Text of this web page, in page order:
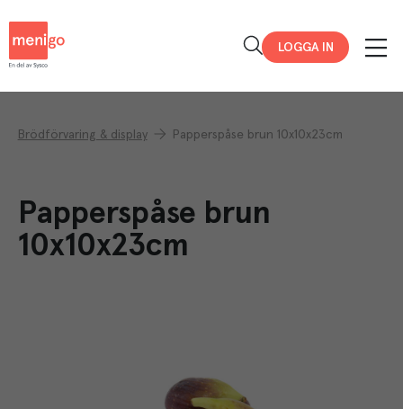
LOGGA IN
Brödförvaring & display Papperspåse brun 10x10x23cm
Papperspåse brun
10x10x23cm